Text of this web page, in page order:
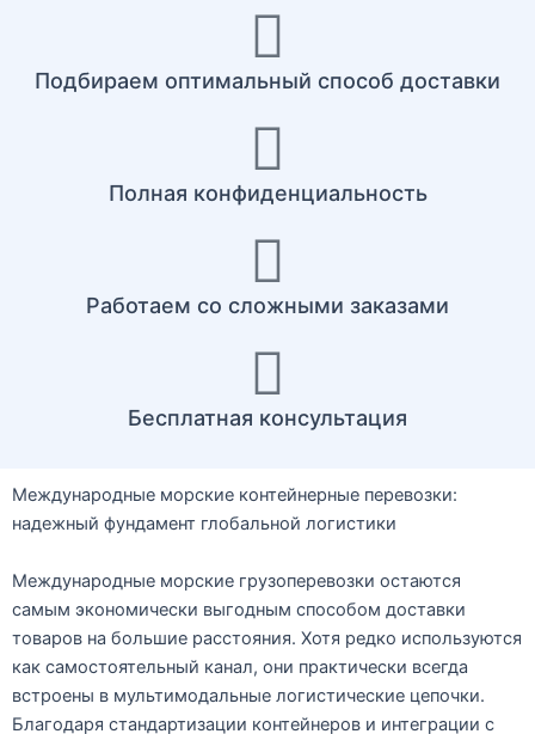
Подбираем оптимальный способ доставки
Полная конфиденциальность
Работаем со сложными заказами
Бесплатная консультация
Международные морские контейнерные перевозки:
надежный фундамент глобальной логистики
Международные морские грузоперевозки остаются
самым экономически выгодным способом доставки
товаров на большие расстояния. Хотя редко используются
как самостоятельный канал, они практически всегда
встроены в мультимодальные логистические цепочки.
Благодаря стандартизации контейнеров и интеграции с